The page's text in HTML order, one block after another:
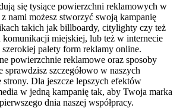
się tysiące powierzchni reklamowych w
nami możesz stworzyć swoją kampanię
takich jak billboardy, citylighty czy też
miejskiej, lub też w internecie
palety form reklamy online.
powierzchnie reklamowe oraz sposoby
szczegółowo w naszych
strony. Dla jeszcze lepszych efektów
w jedną kampanię tak, aby Twoja marka
dnia naszej współpracy.